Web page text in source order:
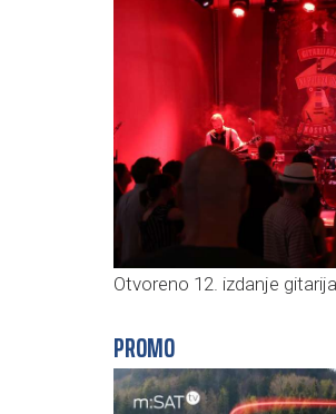
Otvoreno 12. izdanje
PROMO